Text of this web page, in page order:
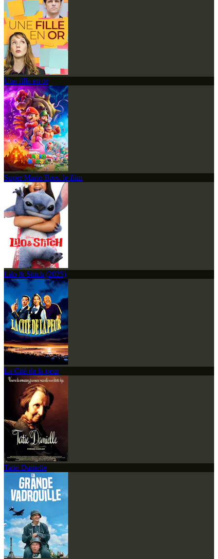
Une fille en or
Super Mario Bros. le film
Lilo & Stitch (2025)
La Cité de la peur
Tatie Danielle